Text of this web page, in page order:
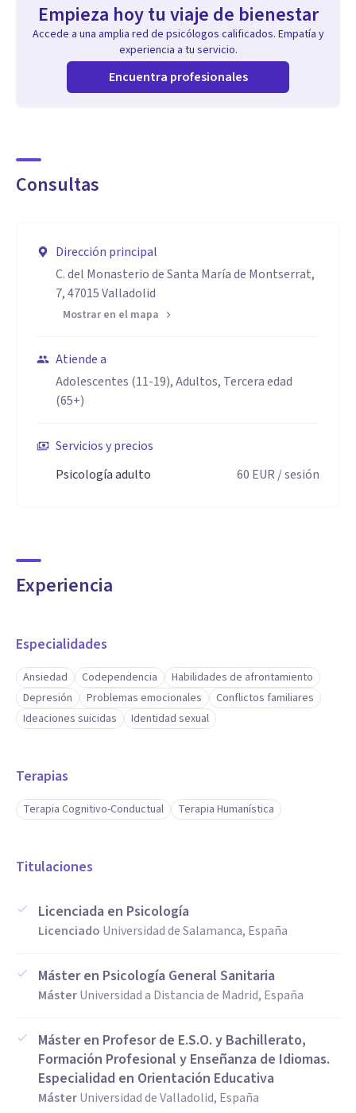
Empieza hoy tu viaje de bienestar
Accede a una amplia red de psicólogos calificados. Empatía y
experiencia a tu servicio.
Encuentra profesionales
Consultas
Dirección principal
C. del Monasterio de Santa María de Montserrat,
7, 47015 Valladolid
Mostrar en el mapa
Atiende a
Adolescentes (11-19), Adultos, Tercera edad
(65+)
Servicios y precios
Psicología adulto
60 EUR / sesión
Experiencia
Especialidades
Ansiedad Codependencia
Habilidades de afrontamiento
Depresión
Problemas emocionales
Conflictos familiares
Ideaciones suicidas
Identidad sexual
Terapias
Terapia Cognitivo-Conductual Terapia Humanística
Titulaciones
Licenciada en Psicología
Licenciado Universidad de Salamanca, España
Máster en Psicología General Sanitaria
MásterUniversidad a Distancia de Madrid, España
Máster en Profesor de E.S.O. y Bachillerato,
Formación Profesional y Enseñanza de Idiomas.
Especialidad en Orientación Educativa
MásterUniversidad de Valladolid, España